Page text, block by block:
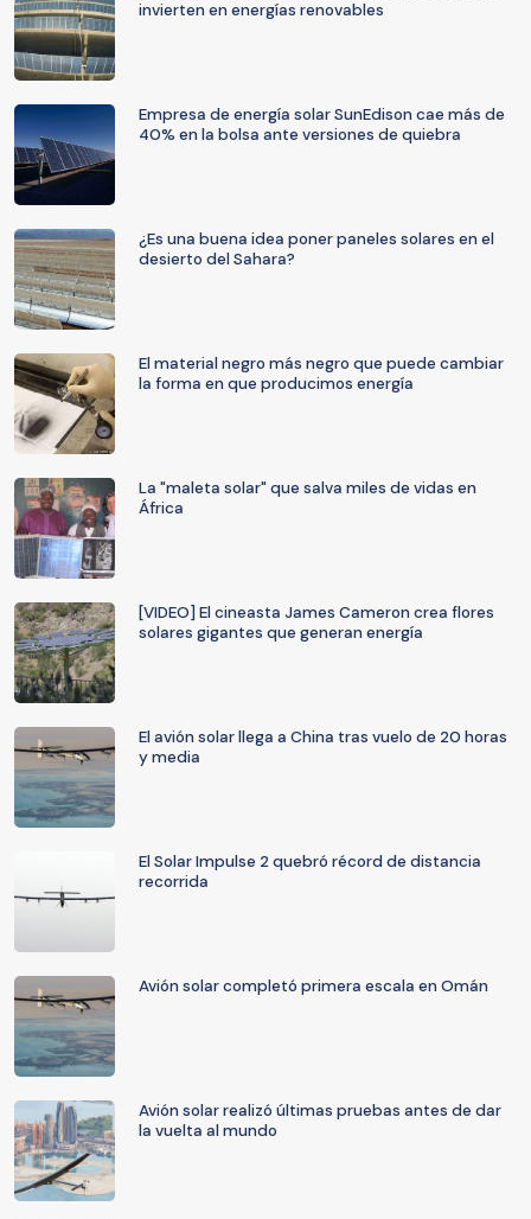
invierten en energías renovables
Empresa de energía solar SunEdison cae más de
40% en la bolsa ante versiones de quiebra
¿Es una buena idea poner paneles solares en el
desierto del Sahara?
El material negro más negro que puede cambiar
la forma en que producimos energía
La "maleta solar" que salva miles de vidas en
África
[VIDEO] El cineasta James Cameron crea flores
solares gigantes que generan energía
El avión solar llega a China tras vuelo de 20 horas
y media
El Solar Impulse 2 quebró récord de distancia
recorrida
Avión solar completó primera escala en Omán
Avión solar realizó últimas pruebas antes de dar
la vuelta al mundo